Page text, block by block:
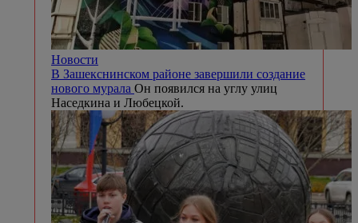
Новости
В Зашекснинском районе завершили создание
нового мурала Он появился на углу улиц
Наседкина и Любецкой.